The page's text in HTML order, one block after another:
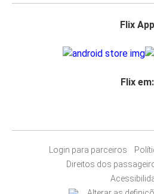
Flix App
Flix em:
Login para parceiros
Direitos dos